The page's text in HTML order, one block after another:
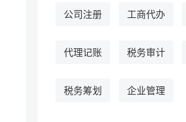
公司注册 工商代办
代理记账 税务审计
税务筹划 企业管理